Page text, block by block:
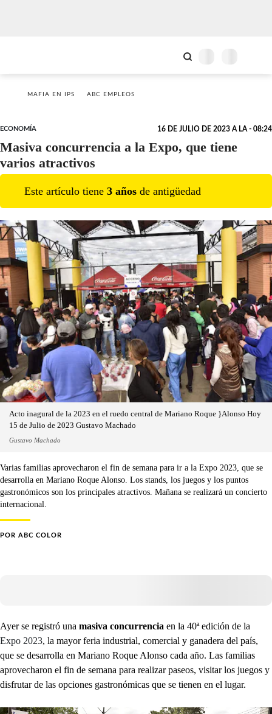
MAFIA EN IPS ABC EMPLEOS
ECONOMÍA 16 DE JULIO DE 2023 A LA - 08:24
Masiva concurrencia a la Expo, que tiene
varios atractivos
Este artículo tiene 3 años de antigüedad
Acto inagural de la 2023 en el ruedo central de Mariano Roque }Alonso Hoy
15 de Julio de 2023 Gustavo Machado
Gustavo Machado
Varias familias aprovecharon el fin de semana para ir a la Expo 2023, que se
desarrolla en Mariano Roque Alonso. Los stands, los juegos y los puntos
gastronómicos son los principales atractivos. Mañana se realizará un concierto
internacional.
POR ABC COLOR
Ayer se registró una masiva concurrencia en la 40ª edición de la
Expo 2023, la mayor feria industrial, comercial y ganadera del país,
que se desarrolla en Mariano Roque Alonso cada año. Las familias
aprovecharon el fin de semana para realizar paseos, visitar los juegos y
disfrutar de las opciones gastronómicas que se tienen en el lugar.